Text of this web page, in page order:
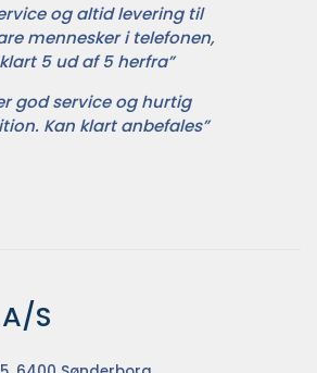
og altid levering til
mennesker i telefonen,
5 ud af 5 herfra”
god service og hurtig
Kan klart anbefales”
S